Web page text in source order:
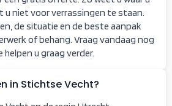
u niet voor verrassingen te staan.
de situatie en de beste aanpak
of behang. Vraag vandaag nog
u graag verder.
in Stichtse Vecht?